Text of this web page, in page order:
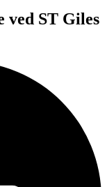
ved ST Giles